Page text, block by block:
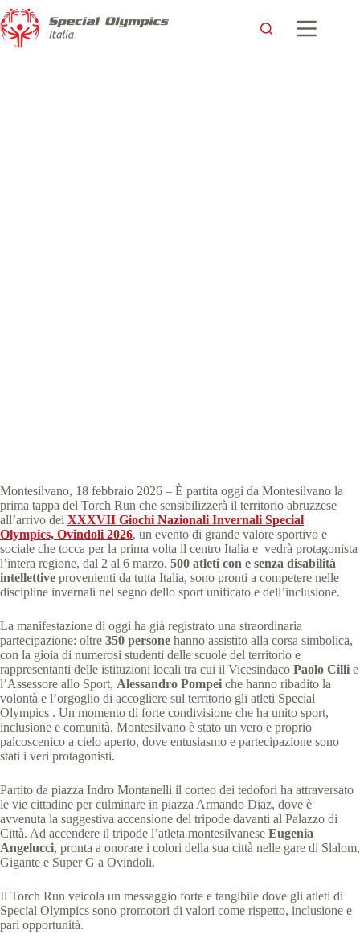
Montesilvano, 18 febbraio 2026 – È partita oggi da Montesilvano la
prima tappa del Torch Run che sensibilizzerà il territorio abruzzese
all’arrivo dei XXXVII Giochi Nazionali Invernali Special
Olympics, Ovindoli 2026, un evento di grande valore sportivo e
sociale che tocca per la prima volta il centro Italia e vedrà protagonista
l’intera regione, dal 2 al 6 marzo. 500 atleti con e senza disabilità
intellettive provenienti da tutta Italia, sono pronti a competere nelle
discipline invernali nel segno dello sport unificato e dell’inclusione.
La manifestazione di oggi ha già registrato una straordinaria
partecipazione: oltre 350 persone hanno assistito alla corsa simbolica,
con la gioia di numerosi studenti delle scuole del territorio e
rappresentanti delle istituzioni locali tra cui il Vicesindaco Paolo Cilli e
l’Assessore allo Sport, Alessandro Pompei che hanno ribadito la
volontà e l’orgoglio di accogliere sul territorio gli atleti Special
Olympics . Un momento di forte condivisione che ha unito sport,
inclusione e comunità. Montesilvano è stato un vero e proprio
palcoscenico a cielo aperto, dove entusiasmo e partecipazione sono
stati i veri protagonisti.
Partito da piazza Indro Montanelli il corteo dei tedofori ha attraversato
le vie cittadine per culminare in piazza Armando Diaz, dove è
avvenuta la suggestiva accensione del tripode davanti al Palazzo di
Città. Ad accendere il tripode l’atleta montesilvanese Eugenia
Angelucci, pronta a onorare i colori della sua città nelle gare di Slalom,
Gigante e Super G a Ovindoli.
Il Torch Run veicola un messaggio forte e tangibile dove gli atleti di
Special Olympics sono promotori di valori come rispetto, inclusione e
pari opportunità.